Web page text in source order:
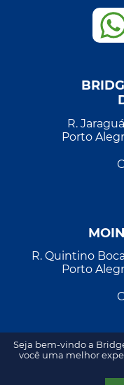
R.
Porto
R. Quintino
Porto
Seja bem-vindo a
você uma melhor